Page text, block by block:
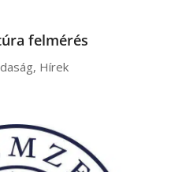
felmérés
, Hírek